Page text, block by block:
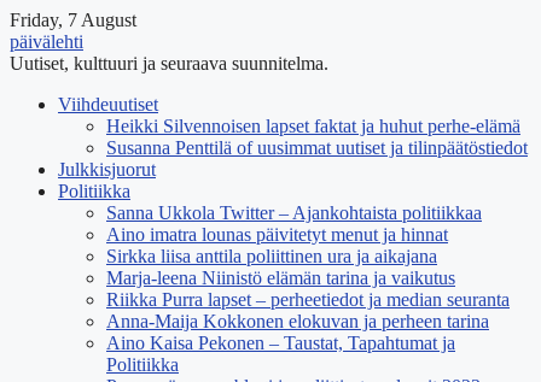
Friday, 7 August
päivälehti
Uutiset, kulttuuri ja seuraava suunnitelma.
Viihdeuutiset
Heikki Silvennoisen lapset faktat ja huhut perhe-elämä
Susanna Penttilä of uusimmat uutiset ja tilinpäätöstiedot
Julkkisjuorut
Politiikka
Sanna Ukkola Twitter – Ajankohtaista politiikkaa
Aino imatra lounas päivitetyt menut ja hinnat
Sirkka liisa anttila poliittinen ura ja aikajana
Marja-leena Niinistö elämän tarina ja vaikutus
Riikka Purra lapset – perheetiedot ja median seuranta
Anna-Maija Kokkonen elokuvan ja perheen tarina
Aino Kaisa Pekonen – Taustat, Tapahtumat ja
Politiikka